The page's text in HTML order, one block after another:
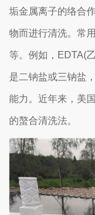
垢金属离子的络合
物而进行清洗。常
等。例如，EDTA(
是二钠盐或三钠盐
能力。近年来，美
的螯合清洗法。